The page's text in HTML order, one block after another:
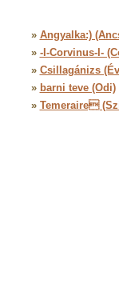
» Angyalka:)
» -I-Corvinus-I-
» Csillagánizs
» barni teve (Odi)
» Temeraire